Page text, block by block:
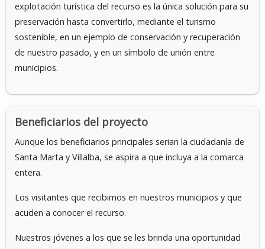
explotación turística del recurso es la única solución para su
preservación hasta convertirlo, mediante el turismo
sostenible, en un ejemplo de conservación y recuperación
de nuestro pasado, y en un símbolo de unión entre
municipios.
Beneficiarios del proyecto
Aunque los beneficiarios principales serian la ciudadanía de
Santa Marta y Villalba, se aspira a que incluya a la comarca
entera.
Los visitantes que recibimos en nuestros municipios y que
acuden a conocer el recurso.
Nuestros jóvenes a los que se les brinda una oportunidad